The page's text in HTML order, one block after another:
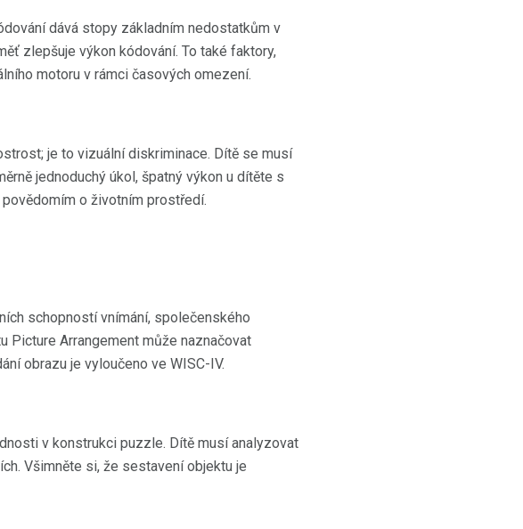
dává stopy základním nedostatkům v
zlepšuje výkon kódování. To také faktory,
motoru v rámci časových omezení.
je to vizuální diskriminace. Dítě se musí
jednoduchý úkol, špatný výkon u dítěte s
o životním prostředí.
schopností vnímání, společenského
Picture Arrangement může naznačovat
obrazu je vyloučeno ve WISC-IV.
v konstrukci puzzle. Dítě musí analyzovat
Všimněte si, že sestavení objektu je